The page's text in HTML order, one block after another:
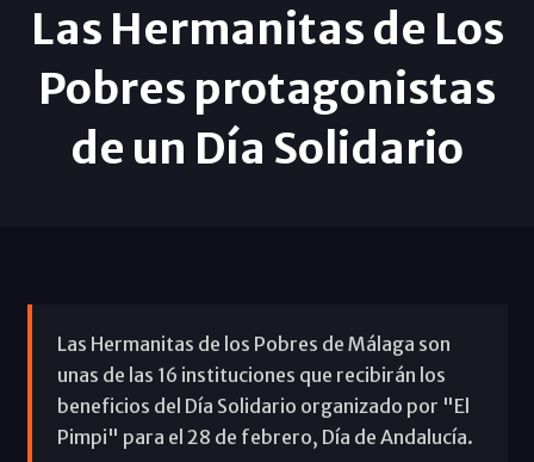
Las Hermanitas de Los
Pobres protagonistas
de un Día Solidario
Las Hermanitas de los Pobres de Málaga son
unas de las 16 instituciones que recibirán los
beneficios del Día Solidario organizado por "El
Pimpi" para el 28 de febrero, Día de Andalucía.